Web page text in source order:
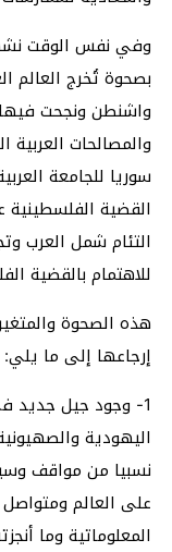
وفي نفس الوقت
بصحوة تُخرج
واشنطن ونجحت فيها
والمصالحات العربية
سوريا للجامعة
القضية
التئام شمل العرب
للاهتمام بالقضية
هذه الصحوة
إرجاعها إلى ما يلي:
1- وجود جيل جديد
اليهودية
نسبيا من مواقف
على العالم
المعلوماتية وما